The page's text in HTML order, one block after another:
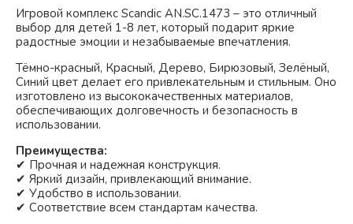
Игровой комплекс Scandic AN.SC.1473 – это отличный
выбор для детей 1-8 лет, который подарит яркие
радостные эмоции и незабываемые впечатления.
Тёмно-красный Красный Дерево Бирюзовый Зелёный
Синий цвет делает его привлекательным и стильным. Оно
изготовлено из высококачественных материалов,
обеспечивающих долговечность и безопасность в
использовании.
Преимущества:
✔ Прочная и надежная конструкция.
✔ Яркий дизайн, привлекающий внимание.
✔ Удобство в использовании.
✔ Соответствие всем стандартам качества.